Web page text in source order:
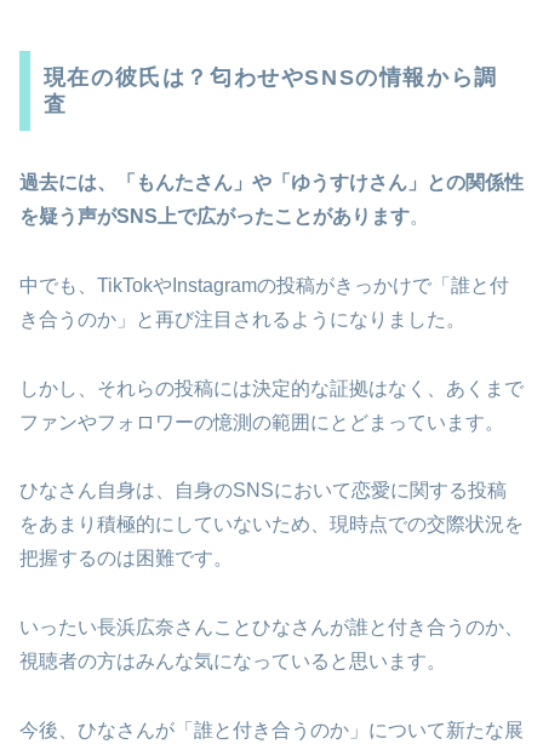
現在の彼氏は？匂わせやSNSの情報から調
査
過去には、「もんたさん」や「ゆうすけさん」との関係性
を疑う声がSNS上で広がったことがあります。
中でも、TikTokやInstagramの投稿がきっかけで「誰と付
き合うのか」と再び注目されるようになりました。
しかし、それらの投稿には決定的な証拠はなく、あくまで
ファンやフォロワーの憶測の範囲にとどまっています。
ひなさん自身は、自身のSNSにおいて恋愛に関する投稿
をあまり積極的にしていないため、現時点での交際状況を
把握するのは困難です。
いったい長浜広奈さんことひなさんが誰と付き合うのか、
視聴者の方はみんな気になっていると思います。
今後、ひなさんが「誰と付き合うのか」について新たな展